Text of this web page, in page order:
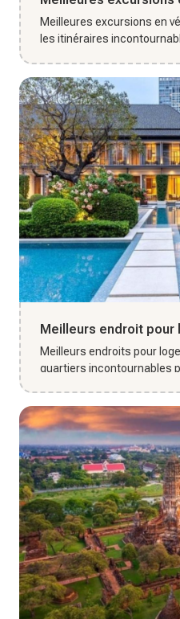
Meilleures excursions en
les itinéraires
Meilleurs endroit pour
Meilleurs endroits pour
quartiers incontournables